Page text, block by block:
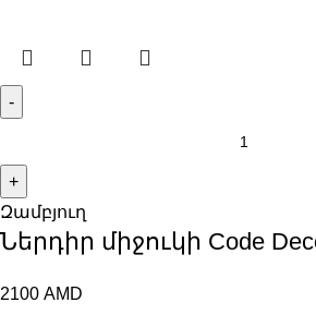
Զամբյուղ
Ներդիր միջուկի Code
2100 AMD